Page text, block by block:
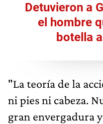
Detuvieron a
el hombre
botella
"La teoría de la
ni pies ni cabeza.
gran envergadura